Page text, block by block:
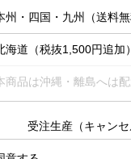
州・四国・九州（送料無
海道（税抜1,500円追加）
商品は沖縄・離島へは
受注生産（キャン